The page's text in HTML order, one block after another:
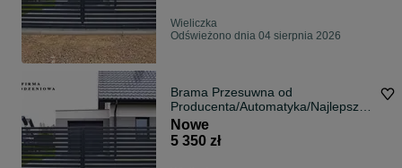
Wieliczka
Odświeżono dnia 04 sierpnia 2026
Brama Przesuwna od
Producenta/Automatyka/Najlepsza
cena/Montaż
Nowe
5 350 zł